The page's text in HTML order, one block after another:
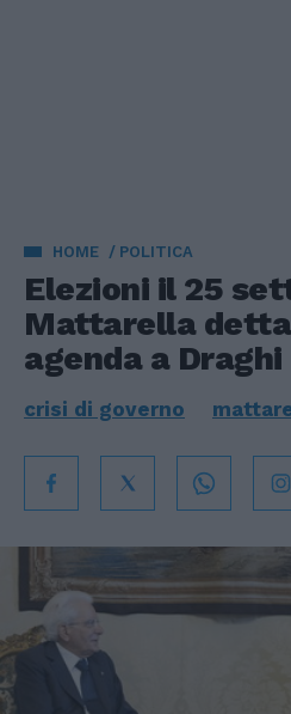
HOME POLITICA
Elezioni il 25
Mattarella
agenda a Draghi
crisi di governo